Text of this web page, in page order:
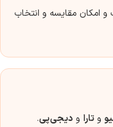
امکان مقایسه و انتخاب
و تارا و دیجی‌پی.